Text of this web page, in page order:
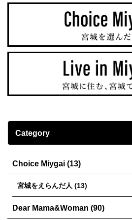
Category
Choice Miygai (13)
宮城をえらんだ人 (13)
Dear Mama&Woman (90)